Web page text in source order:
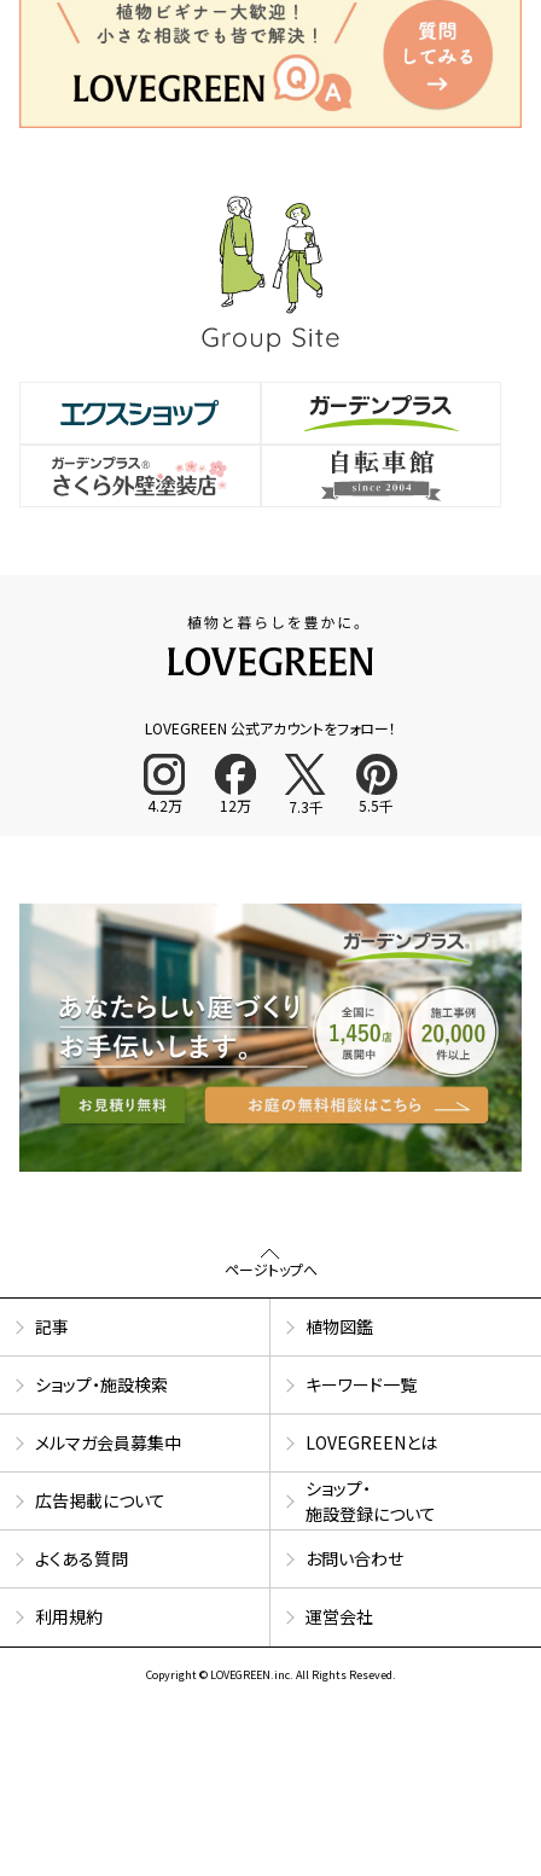
LOVEGREEN 公式アカウントをフォロー！
4.2万 12万 7.3千 5.5千
ページトップへ
記事 植物図鑑
ショップ・施設検索 キーワード一覧
メルマガ会員募集中 LOVEGREENとは
広告掲載について
ショップ・
施設登録について
よくある質問
お問い合わせ
利用規約 運営会社
Copyright © LOVEGREEN.inc. All Rights Reseved.